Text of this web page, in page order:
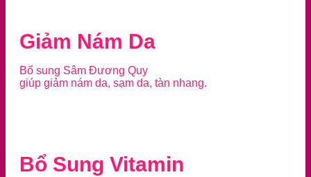
Giảm Nám Da
Bổ sung Sâm Đương Quy
giúp giảm nám da, sạm da, tàn nhang.
Bổ Sung Vitamin